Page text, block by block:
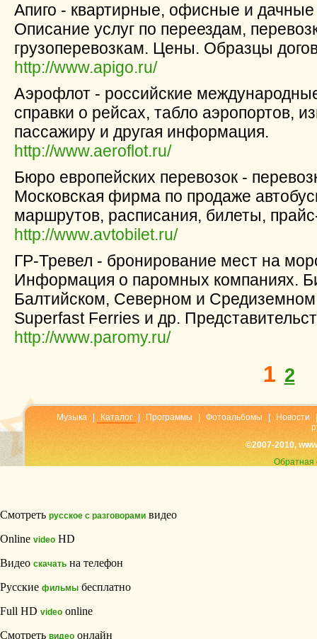
Апиго - квартирные, офисные и дачные
Описание услуг по переездам,
грузоперевозкам. Цены. Образцы
http://www.apigo.ru/
Аэрофлот - российские
справки о рейсах, табло аэропортов,
пассажиру и другая информация.
http://www.aeroflot.ru/
Бюро европейских перевозок -
Московская фирма по продаже
маршрутов, расписания, билеты,
http://www.avtobilet.ru/
ГР-Тревел - бронирование мест на
Информация о паромных компаниях.
Балтийском, Северном и
Superfast Ferries и др.
http://www.paromy.ru/
1 2
Музыка Каталог Программы Фотоальбомы Новости
©2007-2010,
Обратная
Смотреть русское с разговорами видео
Online video HD
Видео скачать на телефон
Русские фильмы бесплатно
Full HD video online
Смотреть видео онлайн